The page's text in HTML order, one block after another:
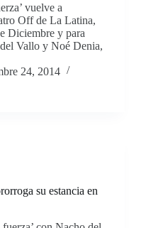
vuelve a
Off de La Latina,
Diciembre y para
Vallo y Noé Denia,
24, 2014
su estancia en